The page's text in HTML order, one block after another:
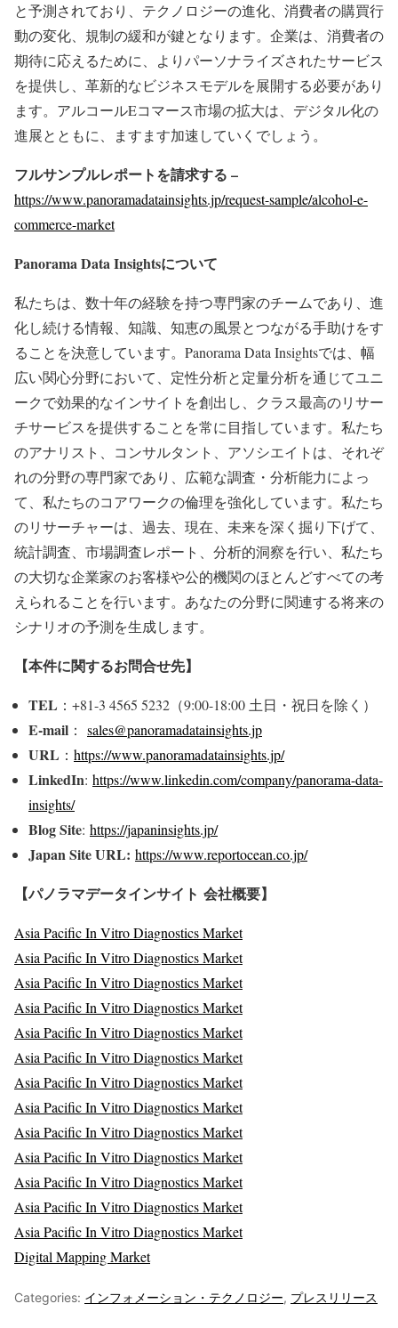
と予測されており、テクノロジーの進化、消費者の購買行
動の変化、規制の緩和が鍵となります。企業は、消費者の
期待に応えるために、よりパーソナライズされたサービス
を提供し、革新的なビジネスモデルを展開する必要があり
ます。アルコールEコマース市場の拡大は、デジタル化の
進展とともに、ますます加速していくでしょう。
フルサンプルレポートを請求する –
https://www.panoramadatainsights.jp/request-sample/alcohol-e-
commerce-market
Panorama Data Insightsについて
私たちは、数十年の経験を持つ専門家のチームであり、進
化し続ける情報、知識、知恵の風景とつながる手助けをす
ることを決意しています。Panorama Data Insightsでは、幅
広い関心分野において、定性分析と定量分析を通じてユニ
ークで効果的なインサイトを創出し、クラス最高のリサー
チサービスを提供することを常に目指しています。私たち
のアナリスト、コンサルタント、アソシエイトは、それぞ
れの分野の専門家であり、広範な調査・分析能力によっ
て、私たちのコアワークの倫理を強化しています。私たち
のリサーチャーは、過去、現在、未来を深く掘り下げて、
統計調査、市場調査レポート、分析的洞察を行い、私たち
の大切な企業家のお客様や公的機関のほとんどすべての考
えられることを行います。あなたの分野に関連する将来の
シナリオの予測を生成します。
【本件に関するお問合せ先】
TEL ：+81-3 4565 5232（9:00-18:00 土日・祝日を除く）
E-mail ： sales@panoramadatainsights.jp
URL ： https://www.panoramadatainsights.jp/
LinkedIn: https://www.linkedin.com/company/panorama-data-
insights/
Blog Site: https://japaninsights.jp/
Japan Site URL: https://www.reportocean.co.jp/
【パノラマデータインサイト 会社概要】
Asia Pacific In Vitro Diagnostics Market
Asia Pacific In Vitro Diagnostics Market
Asia Pacific In Vitro Diagnostics Market
Asia Pacific In Vitro Diagnostics Market
Asia Pacific In Vitro Diagnostics Market
Asia Pacific In Vitro Diagnostics Market
Asia Pacific In Vitro Diagnostics Market
Asia Pacific In Vitro Diagnostics Market
Asia Pacific In Vitro Diagnostics Market
Asia Pacific In Vitro Diagnostics Market
Asia Pacific In Vitro Diagnostics Market
Asia Pacific In Vitro Diagnostics Market
Asia Pacific In Vitro Diagnostics Market
Digital Mapping Market
Categories: インフォメーション・テクノロジー, プレスリリース